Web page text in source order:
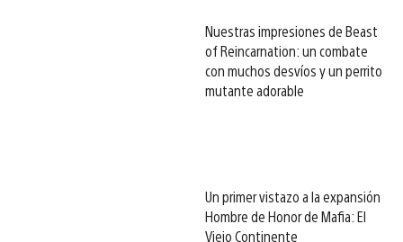
Nuestras impresiones de Beast
of Reincarnation: un combate
con muchos desvíos y un perrito
mutante adorable
Un primer vistazo a la expansión
Hombre de Honor de Mafia: El
Viejo Continente